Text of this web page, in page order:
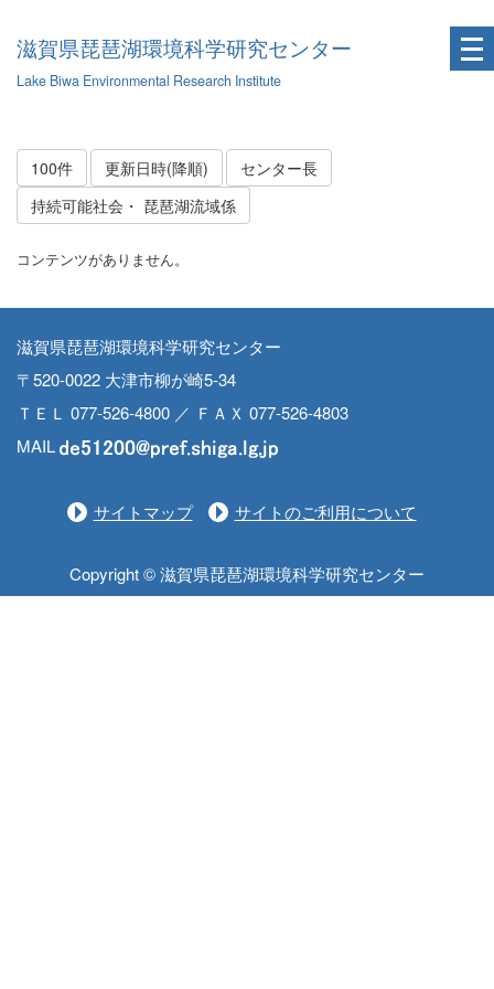
滋賀県琵琶湖環境科学研究センター
Lake Biwa Environmental Research Institute
100件 更新日時(降順)
センター長
持続可能社会・ 琵琶湖流域係
コンテンツがありません。
滋賀県琵琶湖環境科学研究センター
〒520-0022 大津市柳が崎5-34
ＴＥＬ 077-526-4800 ／ ＦＡＸ 077-526-4803
MAIL
サイトマップ サイトのご利用について
Copyright © 滋賀県琵琶湖環境科学研究センター